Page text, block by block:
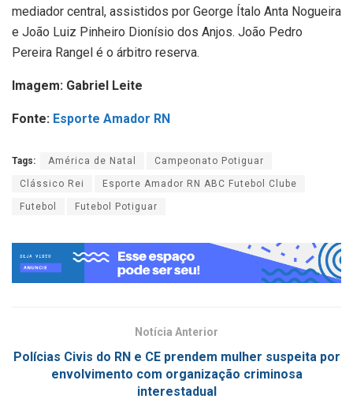
mediador central, assistidos por George Ítalo Anta Nogueira
e João Luiz Pinheiro Dionísio dos Anjos. João Pedro
Pereira Rangel é o árbitro reserva.
Imagem: Gabriel Leite
Fonte: Esporte Amador RN
Tags: América de Natal Campeonato Potiguar
Clássico Rei Esporte Amador RN ABC Futebol Clube
Futebol Futebol Potiguar
Notícia Anterior
Polícias Civis do RN e CE prendem mulher suspeita por
envolvimento com organização criminosa
interestadual